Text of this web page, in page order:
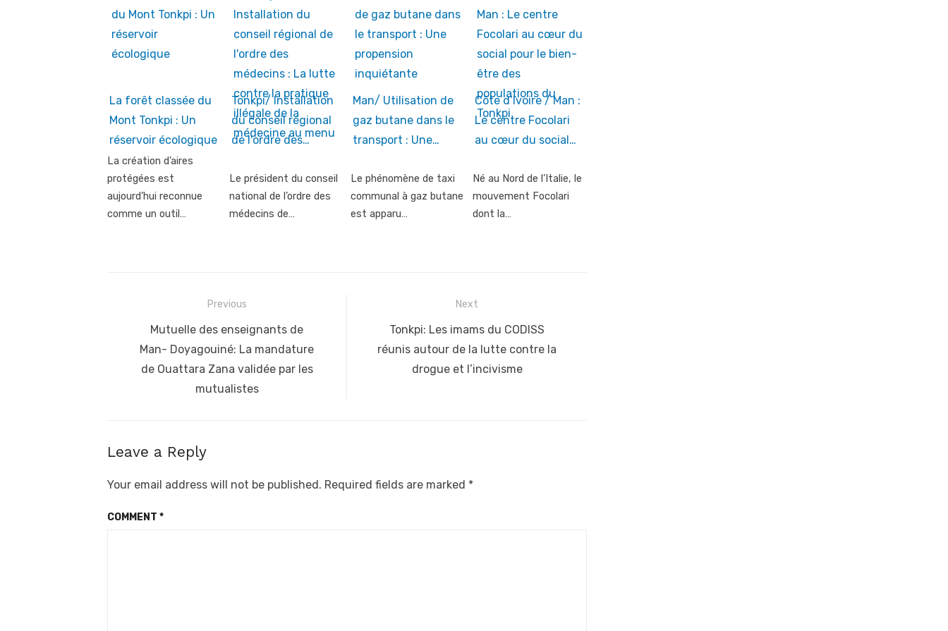
La forêt classée du
Mont Tonkpi : Un
réservoir écologique
La création d’aires
protégées est
aujourd’hui reconnue
comme un outil…
Tonkpi/ Installation
du conseil régional
de l'ordre des…
Le président du conseil
national de l’ordre des
médecins de…
Man/ Utilisation de
gaz butane dans le
transport : Une…
Le phénomène de taxi
communal à gaz butane
est apparu…
Côte d’Ivoire / Man :
Le centre Focolari
au cœur du social…
Né au Nord de l’Italie, le
mouvement Focolari
dont la…
navigation
Previous
Previous
post:
Mutuelle des enseignants de
Man- Doyagouiné: La mandature
de Ouattara Zana validée par les
mutualistes
Next
Next
post:
Tonkpi: Les imams du CODISS
réunis autour de la lutte contre la
drogue et l’incivisme
Leave a Reply
Your email address will not be published. Required fields are marked *
COMMENT *